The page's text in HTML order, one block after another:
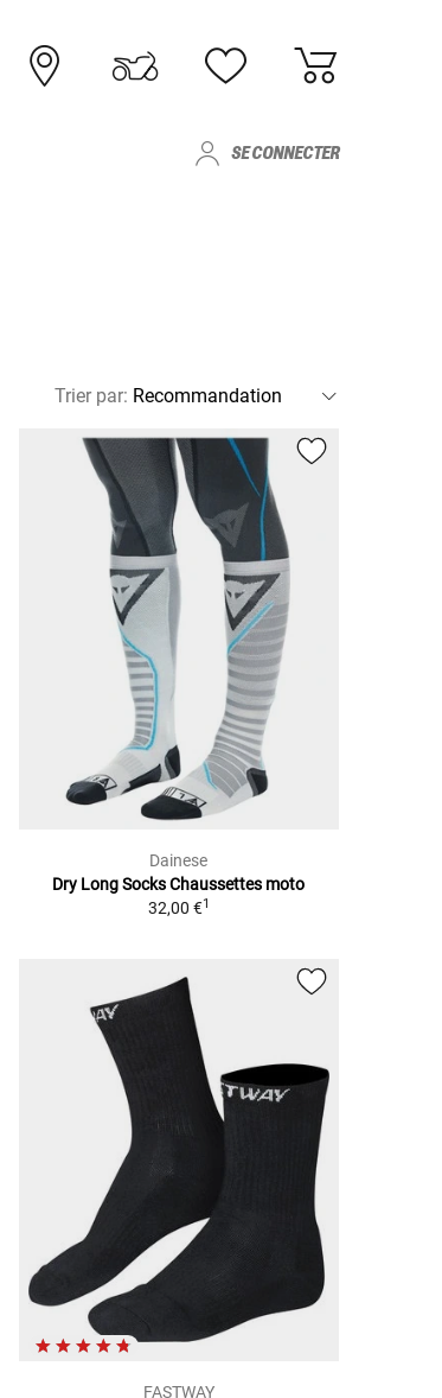
SE CONNECTER
Trier par:
Dainese
Dry Long Socks Chaussettes moto
32,00 €1
FASTWAY